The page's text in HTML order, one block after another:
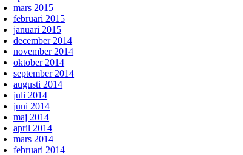
mars 2015
februari 2015
januari 2015
december 2014
november 2014
oktober 2014
september 2014
augusti 2014
juli 2014
juni 2014
maj 2014
april 2014
mars 2014
februari 2014